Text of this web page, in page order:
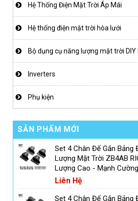
Hệ Thống Điện Mặt Trời Áp Mái
Hệ thống điện mặt trời hòa lưới
Bộ dụng cụ năng lượng mặt trời DIY
Inverters
Phụ kiện
SẢN PHẨM MỚI
Set 4 Chân Đế Gắn Bảng
Lượng Mặt Trời ZB4AB
Lượng Cao - Mạnh
Liên Hệ
Set 4 Chân Đế Gắn Bảng